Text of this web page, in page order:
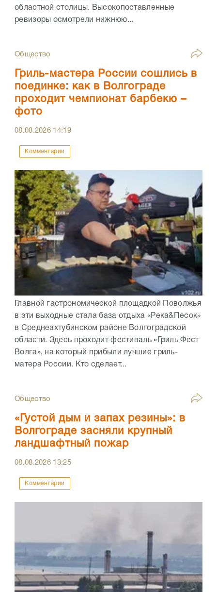
областной столицы. Высокопоставленные
ревизоры осмотрели нижнюю...
Общество
Гриль-мастера России сошлись в
поединке: как в Волгограде
проходит чемпионат барбекю –
фото
08.08.2026 14:19
Комментарии
Главной гастрономической площадкой Поволжья
в эти выходные стала база отдыха «Река&Песок»
в Среднеахтубинском районе Волгоградской
области. Здесь проходит фестиваль «Гриль Фест
Волга», на который прибыли лучшие гриль-
матера России. Кто сделает...
Общество
«Густой дым и запах резины»: в
Волгограде засняли крупный
ландшафтный пожар
08.08.2026 13:25
Комментарии